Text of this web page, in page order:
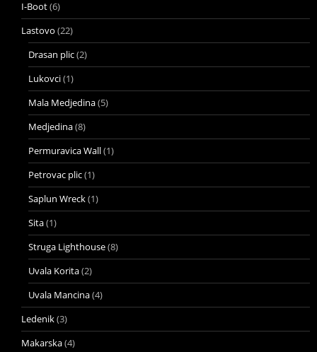
I-Boot(6)
Lastovo (22)
Drasan plic(2)
Lukovci(1)
Mala Medjedina(5)
Medjedina(8)
Permuravica Wall(1)
Petrovac plic(1)
Saplun Wreck(1)
Sita(1)
Struga Lighthouse(8)
Uvala Korita(2)
Uvala Mancina(4)
Ledenik(3)
Makarska(4)